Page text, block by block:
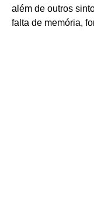
além de outros
falta de memória,